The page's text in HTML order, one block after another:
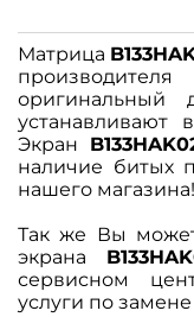
Матрица
производителя
оригинальный
устанавливают
Экран
наличие битых
нашего магазина!
Так же Вы
экрана
сервисном
услуги по